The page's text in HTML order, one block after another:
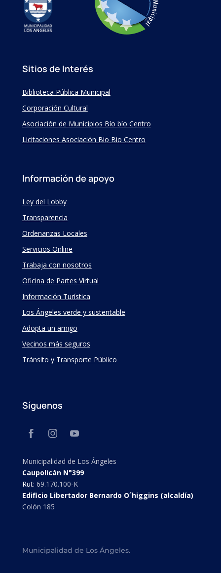
Sitios de Interés
Biblioteca Pública Municipal
Corporación Cultural
Asociación de Municipios Bío bío Centro
Licitaciones Asociación Bio Bio Centro
Información de apoyo
Ley del Lobby
Transparencia
Ordenanzas Locales
Servicios Online
Trabaja con nosotros
Oficina de Partes Virtual
Información Turística
Los Ángeles verde y sustentable
Adopta un amigo
Vecinos más seguros
Tránsito y Transporte Público
Síguenos
Municipalidad de Los Ángeles
Caupolicán N°399
Rut: 69.170.100-K
Edificio Libertador Bernardo O´higgins (alcaldía)
Colón 185
Municipalidad de Los Ángeles.